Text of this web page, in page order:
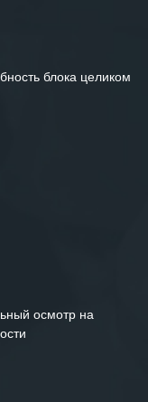
блока целиком
осмотр на